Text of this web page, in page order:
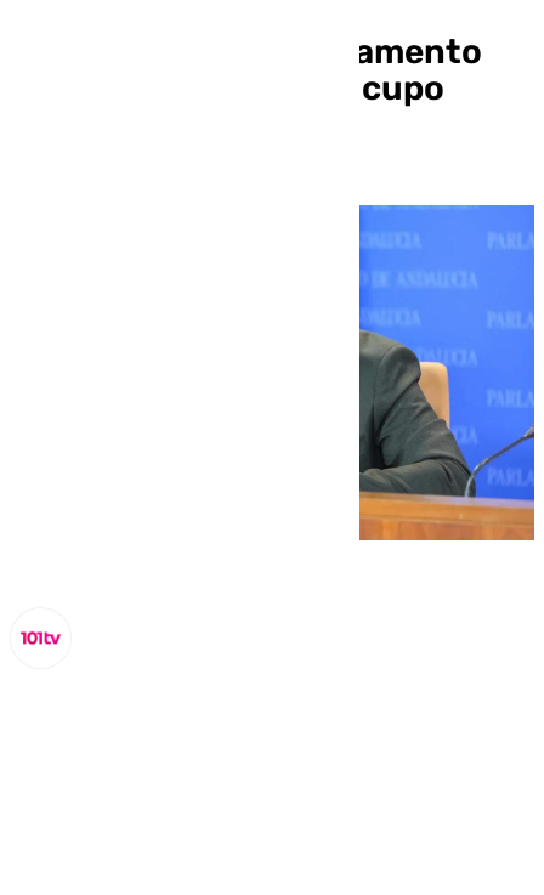
El PP-A pedirá al Parlamento
andaluz el rechazo al cupo